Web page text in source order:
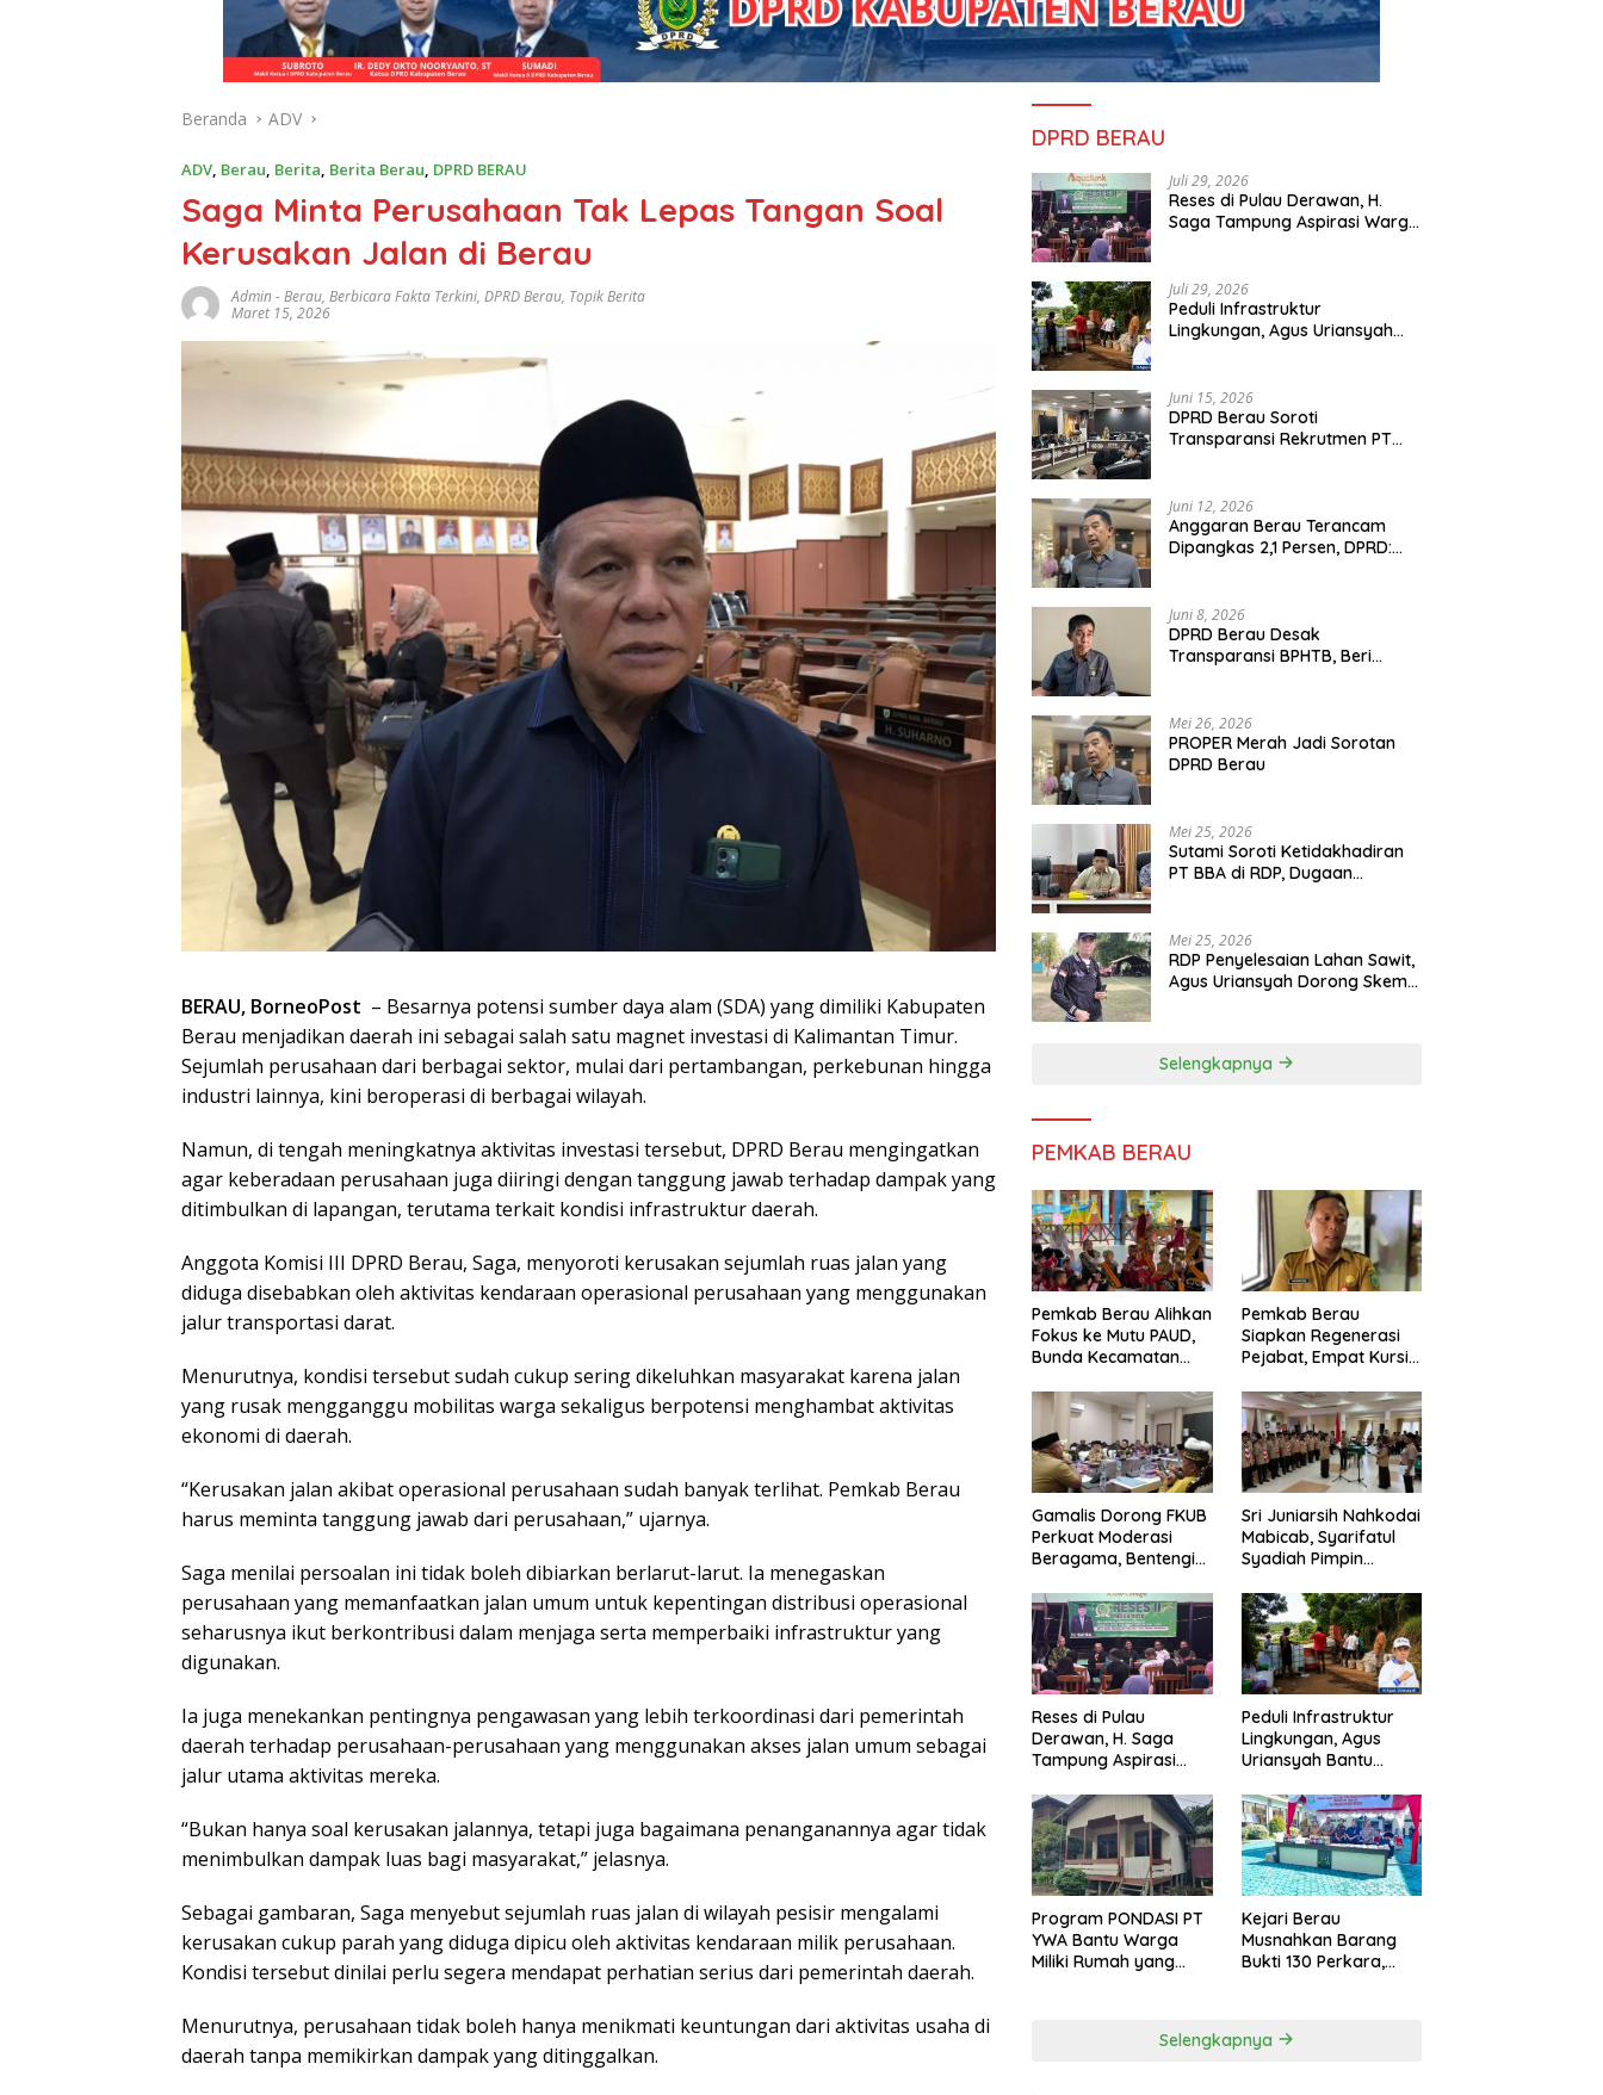
Beranda ADV
ADV, Berau, Berita, Berita Berau, DPRD BERAU
Saga Minta Perusahaan Tak Lepas Tangan Soal
Kerusakan Jalan di Berau
Admin-Berau, Berbicara Fakta Terkini, DPRD Berau, Topik Berita
Maret 15, 2026
BERAU, BorneoPost – Besarnya potensi sumber daya alam (SDA) yang dimiliki Kabupaten
Berau menjadikan daerah ini sebagai salah satu magnet investasi di Kalimantan Timur.
Sejumlah perusahaan dari berbagai sektor, mulai dari pertambangan, perkebunan hingga
industri lainnya, kini beroperasi di berbagai wilayah.
Namun, di tengah meningkatnya aktivitas investasi tersebut, DPRD Berau mengingatkan
agar keberadaan perusahaan juga diiringi dengan tanggung jawab terhadap dampak yang
ditimbulkan di lapangan, terutama terkait kondisi infrastruktur daerah.
Anggota Komisi III DPRD Berau, Saga, menyoroti kerusakan sejumlah ruas jalan yang
diduga disebabkan oleh aktivitas kendaraan operasional perusahaan yang menggunakan
jalur transportasi darat.
Menurutnya, kondisi tersebut sudah cukup sering dikeluhkan masyarakat karena jalan
yang rusak mengganggu mobilitas warga sekaligus berpotensi menghambat aktivitas
ekonomi di daerah.
“Kerusakan jalan akibat operasional perusahaan sudah banyak terlihat. Pemkab Berau
harus meminta tanggung jawab dari perusahaan,” ujarnya.
Saga menilai persoalan ini tidak boleh dibiarkan berlarut-larut. Ia menegaskan
perusahaan yang memanfaatkan jalan umum untuk kepentingan distribusi operasional
seharusnya ikut berkontribusi dalam menjaga serta memperbaiki infrastruktur yang
digunakan.
Ia juga menekankan pentingnya pengawasan yang lebih terkoordinasi dari pemerintah
daerah terhadap perusahaan-perusahaan yang menggunakan akses jalan umum sebagai
jalur utama aktivitas mereka.
“Bukan hanya soal kerusakan jalannya, tetapi juga bagaimana penanganannya agar tidak
menimbulkan dampak luas bagi masyarakat,” jelasnya.
Sebagai gambaran, Saga menyebut sejumlah ruas jalan di wilayah pesisir mengalami
kerusakan cukup parah yang diduga dipicu oleh aktivitas kendaraan milik perusahaan.
Kondisi tersebut dinilai perlu segera mendapat perhatian serius dari pemerintah daerah.
Menurutnya, perusahaan tidak boleh hanya menikmati keuntungan dari aktivitas usaha di
daerah tanpa memikirkan dampak yang ditinggalkan.
DPRD BERAU
Juli 29, 2026
Reses di Pulau Derawan, H.
Saga Tampung Aspirasi Warga
Juli 29, 2026
Peduli Infrastruktur
Lingkungan, Agus Uriansyah
Juni 15, 2026
DPRD Berau Soroti
Transparansi Rekrutmen PT
Juni 12, 2026
Anggaran Berau Terancam
Dipangkas 2,1 Persen, DPRD:
Juni 8, 2026
DPRD Berau Desak
Transparansi BPHTB, Beri
Mei 26, 2026
PROPER Merah Jadi Sorotan
DPRD Berau
Mei 25, 2026
Sutami Soroti Ketidakhadiran
PT BBA di RDP, Dugaan
Mei 25, 2026
RDP Penyelesaian Lahan Sawit,
Agus Uriansyah Dorong Skema
Selengkapnya
PEMKAB BERAU
Pemkab Berau Alihkan
Fokus ke Mutu PAUD,
Bunda Kecamatan
Pengawasan
Pemkab Berau
Siapkan Regenerasi
Pejabat, Empat Kursi
Diisi
Gamalis Dorong FKUB
Perkuat Moderasi
Beragama, Bentengi
Pemecah Persatuan
Sri Juniarsih Nahkodai
Mabicab, Syarifatul
Syadiah Pimpin
Berau 2026–2031
Reses di Pulau
Derawan, H. Saga
Tampung Aspirasi
Masyarakat Bijak
Sikapi Efisiensi
Anggaran
Peduli Infrastruktur
Lingkungan, Agus
Uriansyah Bantu
Jalan di Gang Angsa
Program PONDASI PT
YWA Bantu Warga
Miliki Rumah yang
Kejari Berau
Musnahkan Barang
Bukti 130 Perkara,
Selengkapnya